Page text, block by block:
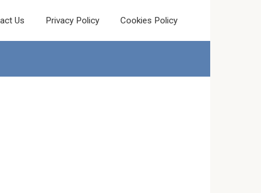
Us Privacy Policy Cookies Policy